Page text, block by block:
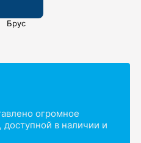
Брус
огромное
в наличии и